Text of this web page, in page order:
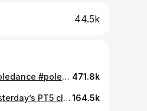
44.5k
✨Ooh how I miss dancing! ✨ #poledance #poledancer #polefitness #pole #polesport #poledancing #fitness #dance #polelove #poleart #poledancenation #polefit #poletrick #poledancersofig #flexibility #polelife #dancer #poletricks #poledancersofinstagram #exoticpole #polepassion #sport #poledancelife #poledancers #workout #poleflow training #poletraining #polecombo #poleaddict 471.8k
Cute entry to helicopter from yesterday’s PT5 class 🤩 #invert #poledance #poledancer #gent #ghent #polearena #paaldansen #lanadelrey164.5k